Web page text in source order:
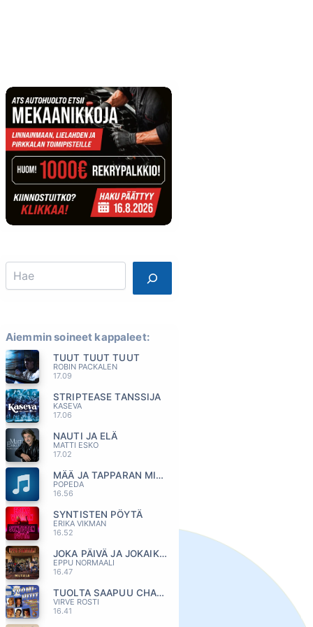
Search
Aiemmin soineet kappaleet:
TUUT TUUT TUUT
ROBIN PACKALEN
17.09
STRIPTEASE TANSSIJA
KASEVA
17.06
NAUTI JA ELÄ
MATTI ESKO
17.02
MÄÄ JA TAPPARAN MIES
POPEDA
16.56
SYNTISTEN PÖYTÄ
ERIKA VIKMAN
16.52
JOKA PÄIVÄ JA JOKAIKINEN YÖ
EPPU NORMAALI
16.47
TUOLTA SAAPUU CHARLIE BROWN
VIRVE ROSTI
16.41